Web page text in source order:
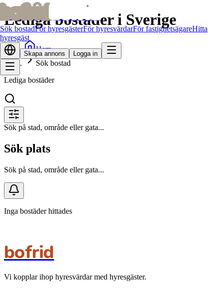
bofridbofrid
Sök bostadFör hyresgästerFör hyresvärdarFör fastighetsägareHitta
hyresgäst
Skapa annons Logga in
Lediga bostäder i Sverige
Hem
Sök bostad
Lediga bostäder
Sök på stad, område eller gata...
Sök plats
Sök på stad, område eller gata...
Inga bostäder hittades
bofrid
Vi kopplar ihop hyresvärdar med hyresgäster.